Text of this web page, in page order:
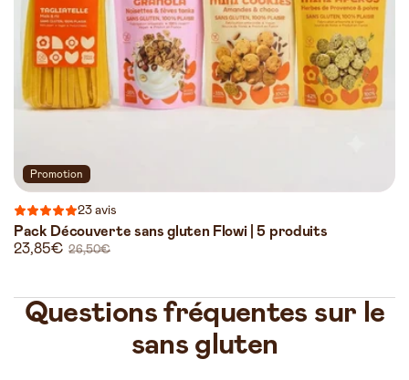
Promotion
23 avis
des
Pack Découverte sans gluten Flowi | 5 produits
Prix
23,85€ Prix
26,50€
Questions fréquentes sur le
sans gluten